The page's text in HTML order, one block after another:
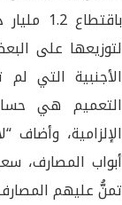
لتوزيعها على
التعميم هي
الإلزامية،
أبواب المصارف،
تمنُّ عليهم